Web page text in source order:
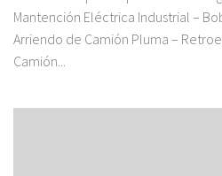
Mantención Eléctrica Industrial –
Arriendo de Camión Pluma –
Camión...